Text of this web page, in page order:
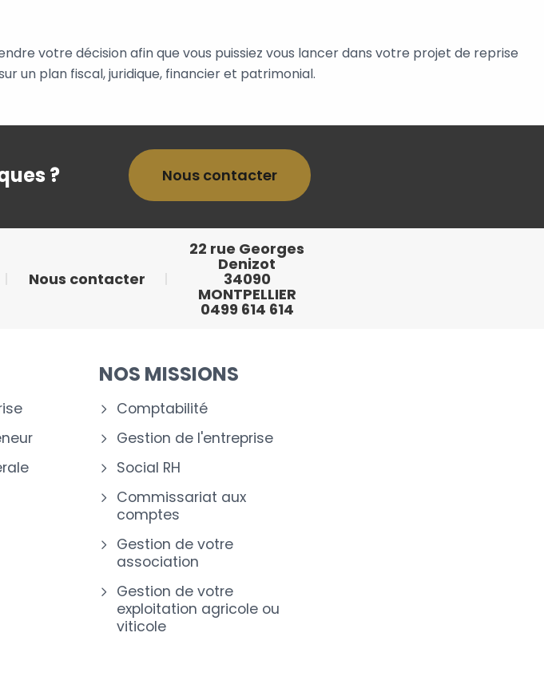
votre décision afin que vous puissiez vous lancer dans votre projet de reprise
un plan fiscal, juridique, financier et patrimonial.
? Nous contacter
Nous contacter
22 rue Georges
Denizot
34090
MONTPELLIER
0499 614 614
NOS MISSIONS
Comptabilité
Gestion de l'entreprise
Social RH
Commissariat aux
comptes
Gestion de votre
association
Gestion de votre
exploitation agricole ou
viticole